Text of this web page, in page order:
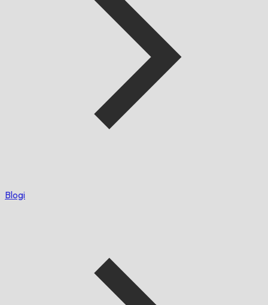
Blogi